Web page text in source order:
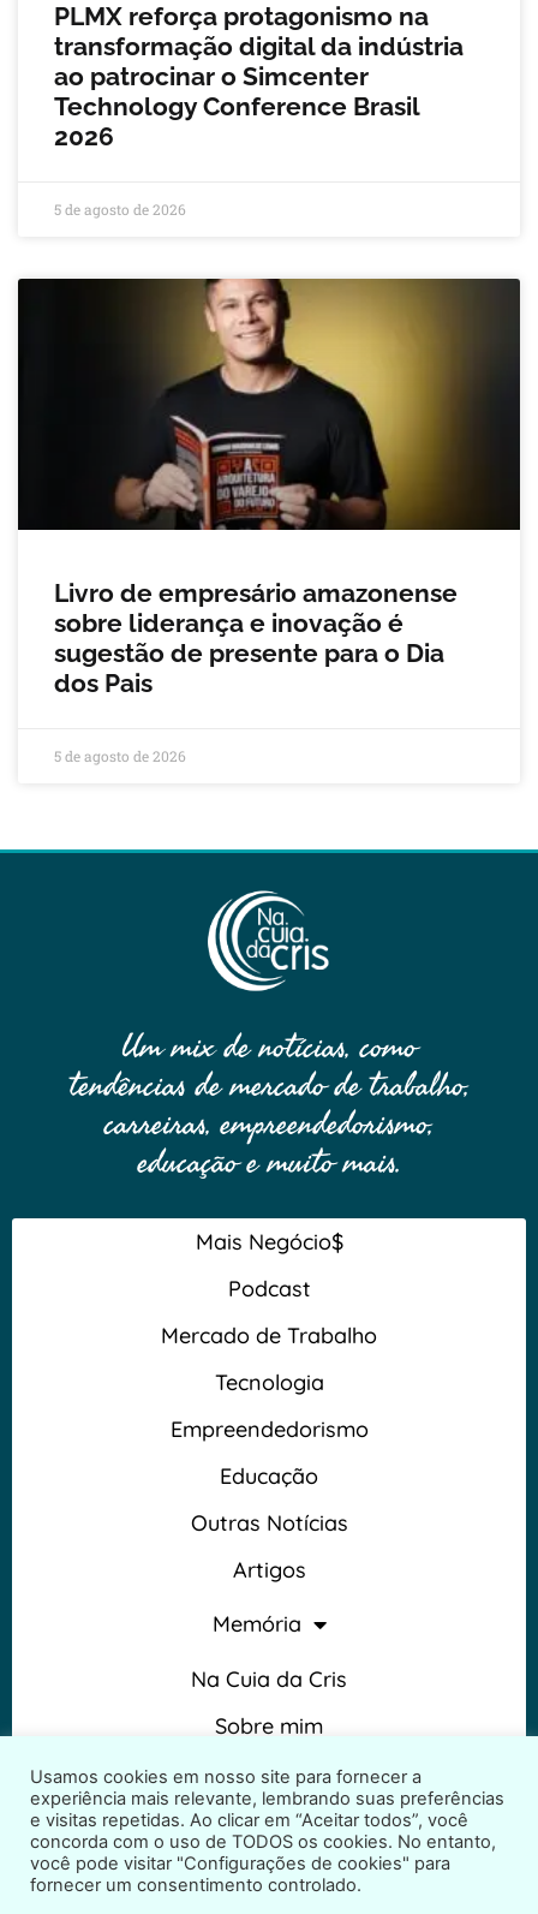
PLMX reforça protagonismo na
transformação digital da indústria
ao patrocinar o Simcenter
Technology Conference Brasil
2026
5 de agosto de 2026
Livro de empresário amazonense
sobre liderança e inovação é
sugestão de presente para o Dia
dos Pais
5 de agosto de 2026
Um mix de notícias, como
tendências de mercado de trabalho,
carreiras, empreendedorismo,
educação e muito mais.
Mais Negócio$
Podcast
Mercado de Trabalho
Tecnologia
Empreendedorismo
Educação
Outras Notícias
Artigos
Memória
Na Cuia da Cris
Sobre mim
Termos e Condições
Usamos cookies em nosso site para fornecer a
experiência mais relevante, lembrando suas preferências
e visitas repetidas. Ao clicar em “Aceitar todos”, você
concorda com o uso de TODOS os cookies. No entanto,
você pode visitar "Configurações de cookies" para
fornecer um consentimento controlado.